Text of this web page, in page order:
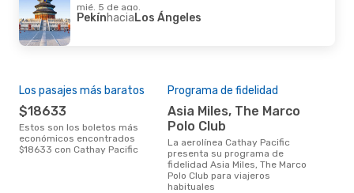
mié. 5 de ago.
PekínhaciaLos Ángeles
Los pasajes más baratos
$18633
Estos son los boletos más
económicos encontrados
$18633 con Cathay Pacific
Programa de fidelidad
Asia Miles, The Marco
Polo Club
La aerolínea Cathay Pacific
presenta su programa de
fidelidad Asia Miles, The Marco
Polo Club para viajeros
habituales